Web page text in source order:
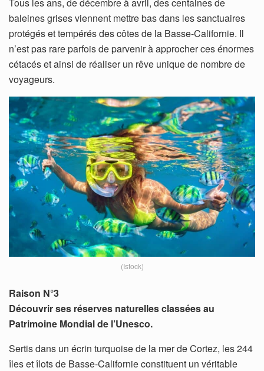
Tous les ans, de décembre à avril, des centaines de
baleines grises viennent mettre bas dans les sanctuaires
protégés et tempérés des côtes de la Basse-Californie. Il
n’est pas rare parfois de parvenir à approcher ces énormes
cétacés et ainsi de réaliser un rêve unique de nombre de
voyageurs.
(Istock)
Raison N°3
Découvrir ses réserves naturelles classées au
Patrimoine Mondial de l’Unesco.
Sertis dans un écrin turquoise de la mer de Cortez, les 244
îles et îlots de Basse-Californie constituent un véritable